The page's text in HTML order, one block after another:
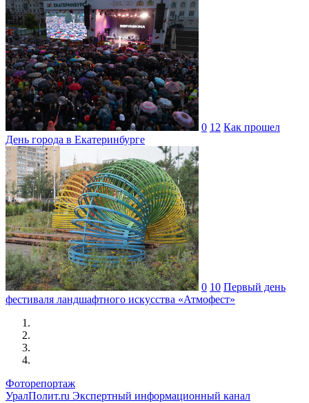
0 12 Как прошел
День города в Екатеринбурге
0 10 Первый день
фестиваля ландшафтного искусства «Атмофест»
Фоторепортаж
УралПолит.ru Экспертный информационный канал